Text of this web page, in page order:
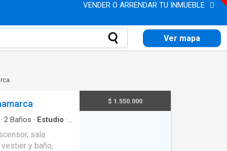
VENDER O ARRENDAR TU INMUEBLE
Ver mapa
· 2 Baños · Estudio ·
sala
y baño,
$ 1.550.000